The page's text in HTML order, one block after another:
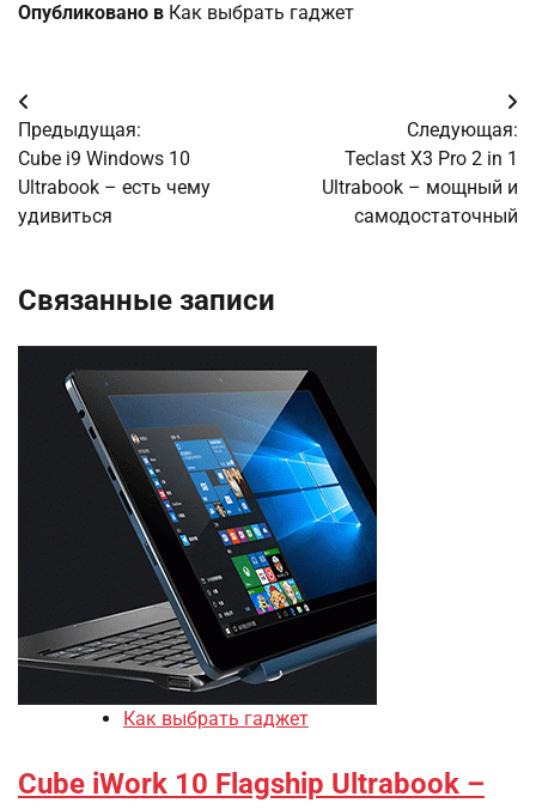
Опубликовано в Как выбрать гаджет
Навигация
по
записям
Предыдущая:
Cube i9 Windows 10
Ultrabook – есть чему
удивиться
Следующая:
Teclast X3 Pro 2 in 1
Ultrabook – мощный и
самодостаточный
Связанные записи
Как выбрать гаджет
Cube iWork 10 Flagship Ultrabook –